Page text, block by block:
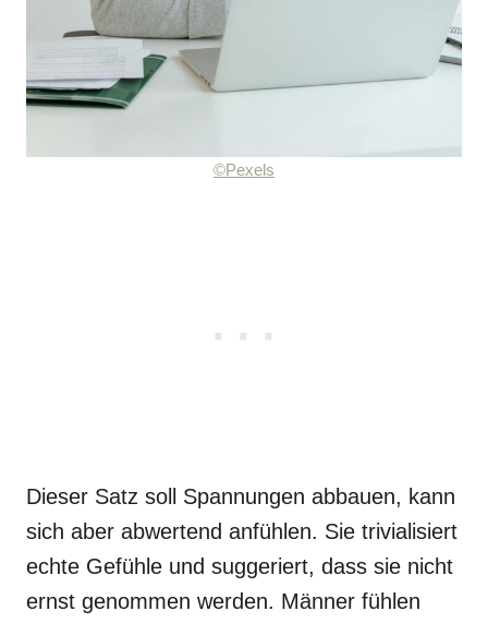
©Pexels
Dieser Satz soll Spannungen abbauen, kann
sich aber abwertend anfühlen. Sie trivialisiert
echte Gefühle und suggeriert, dass sie nicht
ernst genommen werden. Männer fühlen